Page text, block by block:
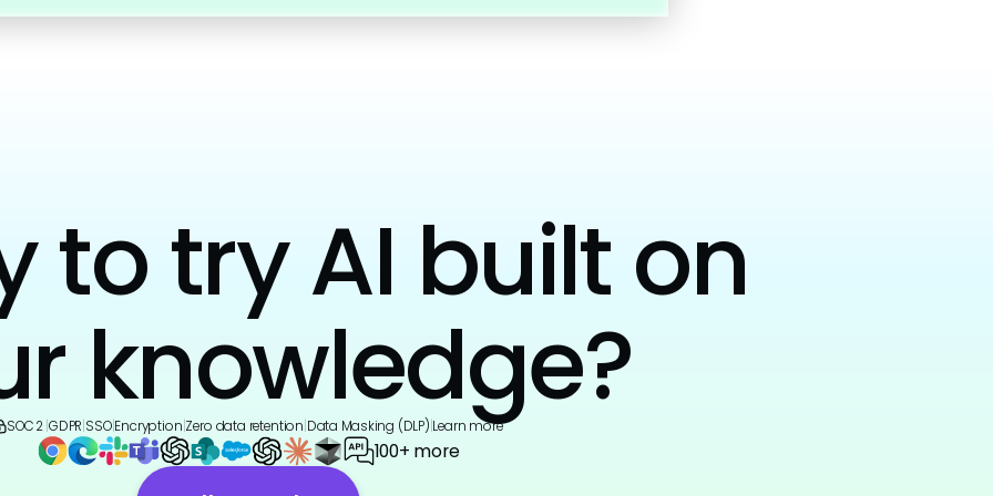
to try AI built on
knowledge?
SOC 2|GDPR|SSO|Encryption|Zero data retention|Data Masking (DLP)|Learn more
100+ more